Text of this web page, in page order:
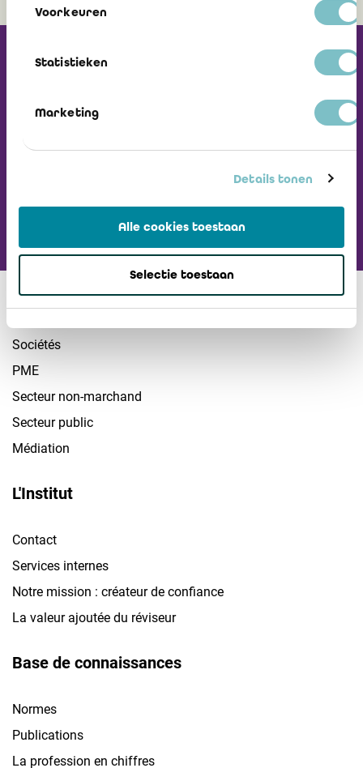
Voorkeuren
Statistieken
Marketing
Details tonen
Alle cookies toestaan
Selectie toestaan
Recevez notre
Secteurs
Sociétés
PME
Secteur non-marchand
Secteur public
Médiation
L'Institut
Contact
Services internes
Notre mission : créateur de confiance
La valeur ajoutée du réviseur
Base de connaissances
Normes
Publications
La profession en chiffres